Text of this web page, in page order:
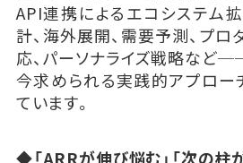
API連携によるエコシステム
計、海外展開、需要予測、プロ
応、パーソナライズ戦略など
今求められる実践的アプロー
ています。
◆「ARRが伸び悩む」「次の柱